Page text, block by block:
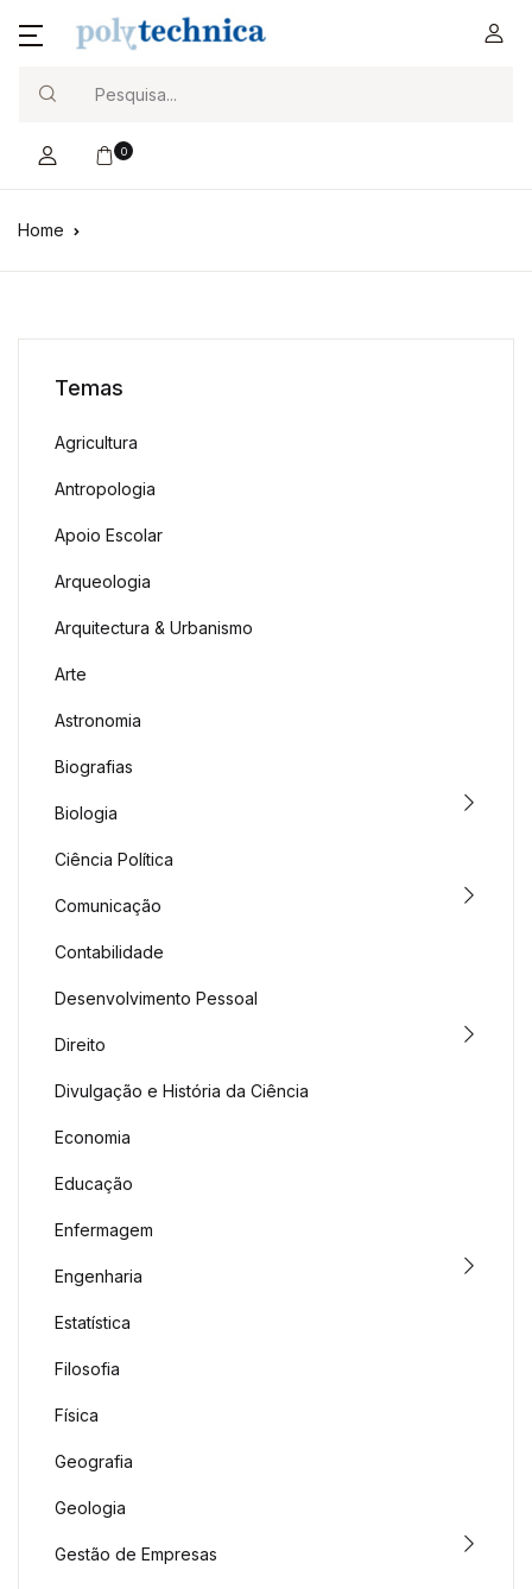
0
Home
Temas
Agricultura
Antropologia
Apoio Escolar
Arqueologia
Arquitectura & Urbanismo
Arte
Astronomia
Biografias
Biologia
Ciência Política
Comunicação
Contabilidade
Desenvolvimento Pessoal
Direito
Divulgação e História da Ciência
Economia
Educação
Enfermagem
Engenharia
Estatística
Filosofia
Física
Geografia
Geologia
Gestão de Empresas